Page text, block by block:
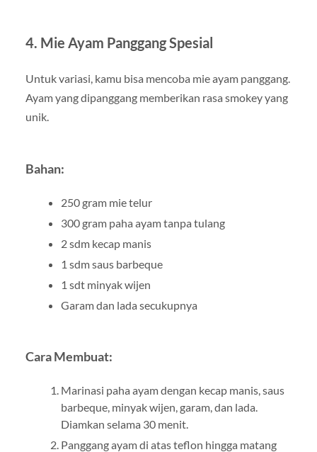
4. Mie Ayam Panggang Spesial
Untuk variasi, kamu bisa mencoba mie ayam panggang.
Ayam yang dipanggang memberikan rasa smokey yang
unik.
Bahan:
250 gram mie telur
300 gram paha ayam tanpa tulang
2 sdm kecap manis
1 sdm saus barbeque
1 sdt minyak wijen
Garam dan lada secukupnya
Cara Membuat:
Marinasi paha ayam dengan kecap manis, saus
barbeque, minyak wijen, garam, dan lada.
Diamkan selama 30 menit.
Panggang ayam di atas teflon hingga matang